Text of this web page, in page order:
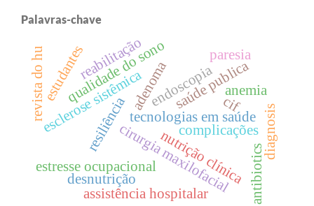
Palavras-chave
adenoma
tecnologias em saúde
esclerose sistêmica
resiliênciacirurgia maxilofacial
estresse ocupacionalnutrição clínica
saúde publica
paresia
antibiotics
qualidade do sono cif
desnutrição
assistência hospitalar
anemia
endoscopia
complicações
estudantes
diagnosis
revista do hu reabilitação